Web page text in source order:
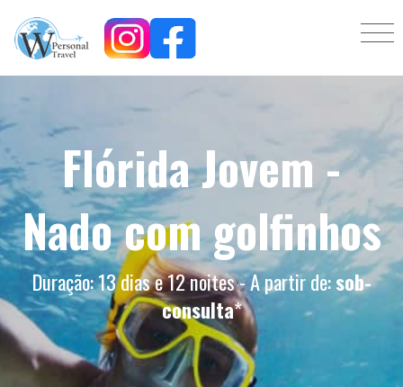
Flórida Jovem -
Nado com golfinhos
Duração: 13 dias e 12 noites - A partir de:sob-
consulta*